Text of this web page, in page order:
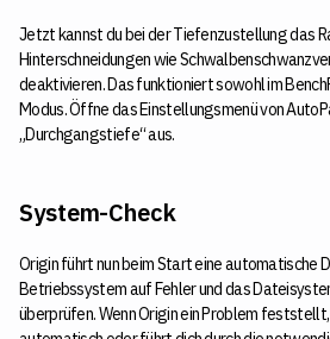
Jetzt kannst du bei der Tiefenzustellung das
Hinterschneidungen wie
deaktivieren. Das funktioniert sowohl im
Modus. Öffne das Einstellungsmenü von
„Durchgangstiefe“ aus.
System-Check
Origin führt nun beim Start eine automatische
Betriebssystem auf Fehler und das
überprüfen. Wenn Origin ein Problem